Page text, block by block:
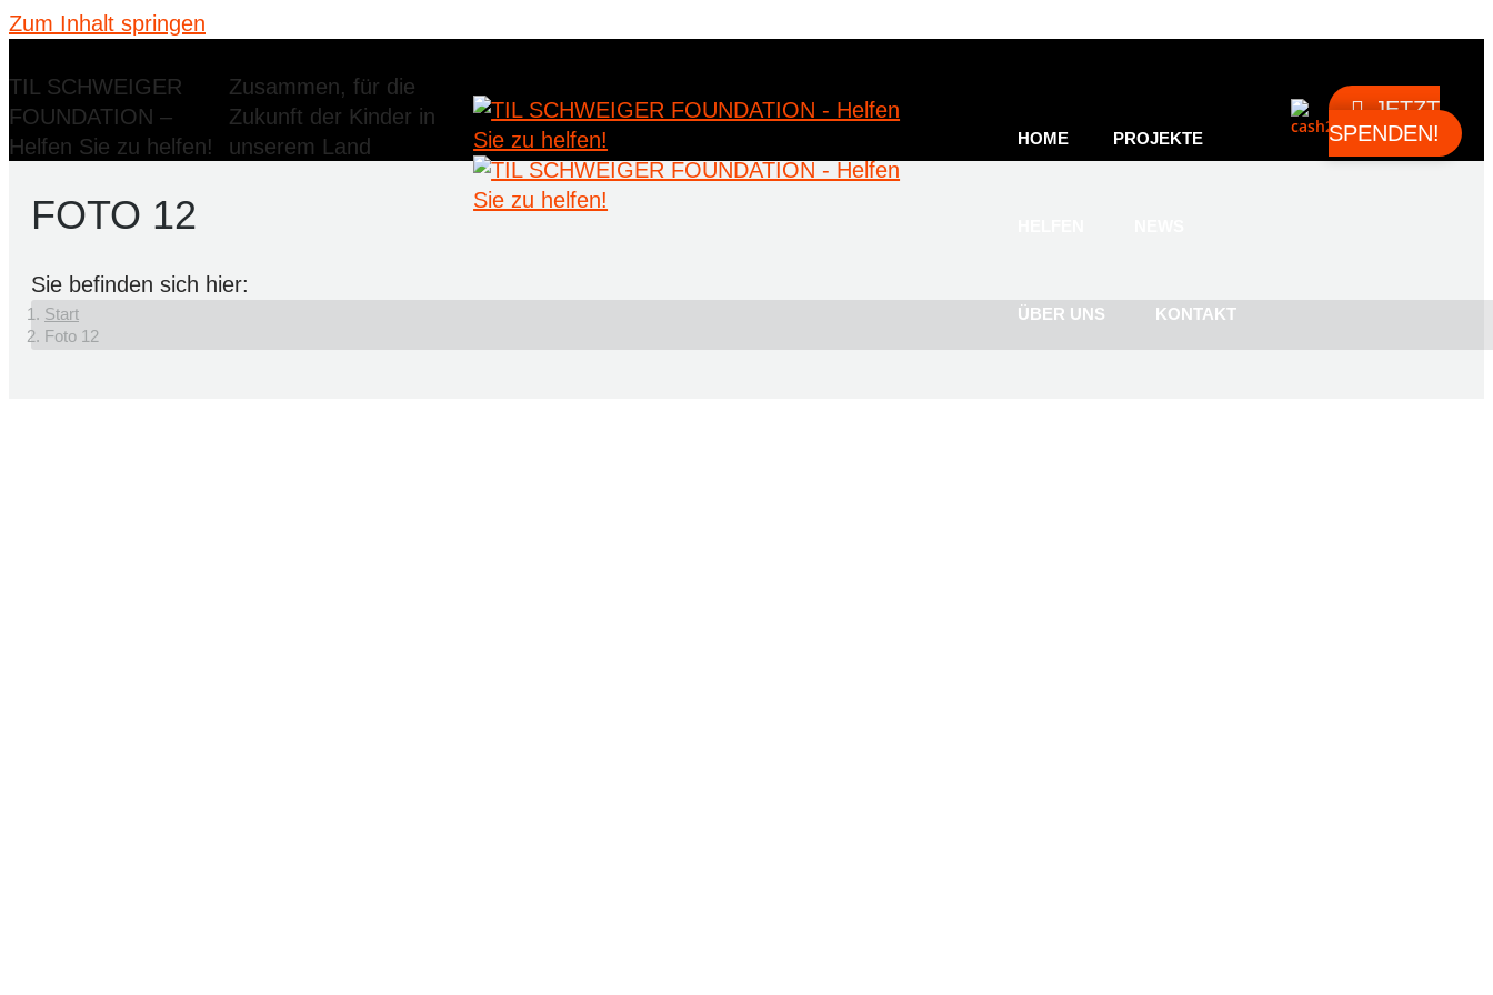
Zum Inhalt springen
TIL SCHWEIGER
FOUNDATION –
Helfen Sie zu helfen!
Zusammen, für die
Zukunft der Kinder in
unserem Land
HOME PROJEKTE
ÜBER UNS KONTAKT
JETZT
SPENDEN!
FOTO 12
Sie befinden sich hier:
Start
Foto 12